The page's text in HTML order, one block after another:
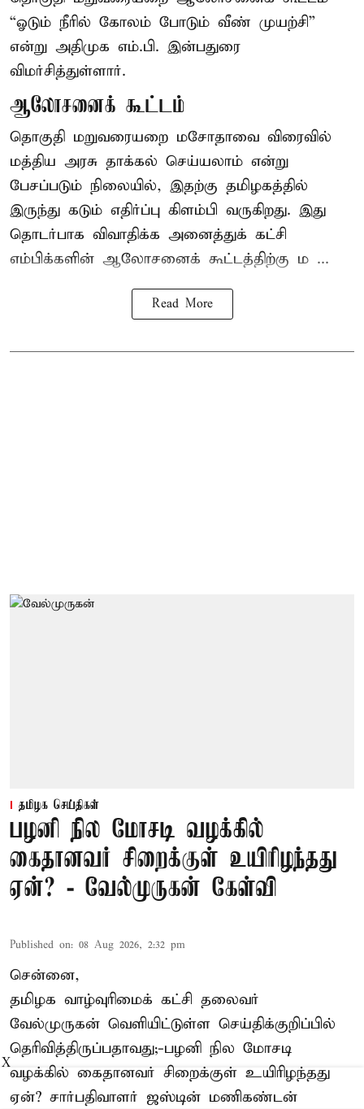
“ஓடும் நீரில் கோலம் போடும் வீண் முயற்சி”
என்று அதிமுக எம்.பி. இன்பதுரை
விமர்சித்துள்ளார்.
ஆலோசனைக் கூட்டம்
தொகுதி மறுவரையறை மசோதாவை விரைவில்
மத்திய அரசு தாக்கல் செய்யலாம் என்று
பேசப்படும் நிலையில், இதற்கு தமிழகத்தில்
இருந்து கடும் எதிர்ப்பு கிளம்பி வருகிறது. இது
தொடர்பாக விவாதிக்க அனைத்துக் கட்சி
எம்பிக்களின் ஆலோசனைக் கூட்டத்திற்கு ம ...
Read More
தமிழக செய்திகள்
பழனி நில மோசடி வழக்கில்
கைதானவர் சிறைக்குள் உயிரிழந்தது
ஏன்? - வேல்முருகன் கேள்வி
Published on: 08 Aug 2026, 2:32 pm
சென்னை,
தமிழக வாழ்வுரிமைக் கட்சி தலைவர்
வேல்முருகன் வெளியிட்டுள்ள செய்திக்குறிப்பில்
தெரிவித்திருப்பதாவது;-பழனி நில மோசடி
வழக்கில் கைதானவர் சிறைக்குள் உயிரிழந்தது
ஏன்? சார்பதிவாளர் ஜஸ்டின் மணிகண்டன்
X